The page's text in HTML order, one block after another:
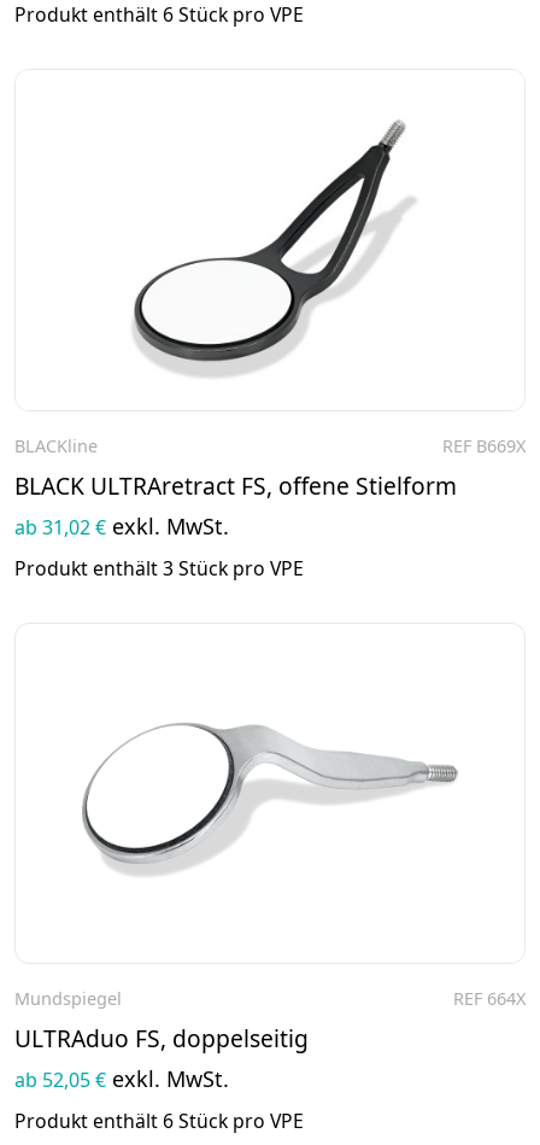
Produkt enthält 6 Stück pro VPE
BLACKline REF B669X
BLACK ULTRAretract FS, offene Stielform
ab 31,02 € exkl. MwSt.
Produkt enthält 3 Stück pro VPE
Mundspiegel REF 664X
ULTRAduo FS, doppelseitig
ab 52,05 € exkl. MwSt.
Produkt enthält 6 Stück pro VPE